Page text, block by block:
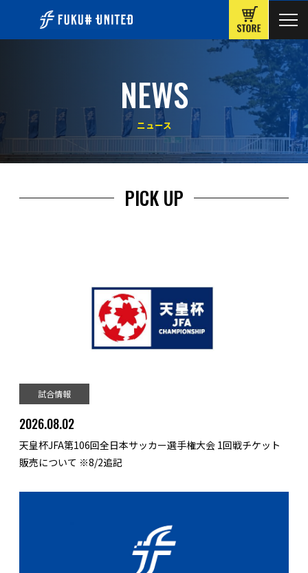
NEWS
ニュース
PICK UP
試合情報
2026.08.02
天皇杯JFA第106回全日本サッカー選手権大会 1回戦チケット
販売について ※8/2追記